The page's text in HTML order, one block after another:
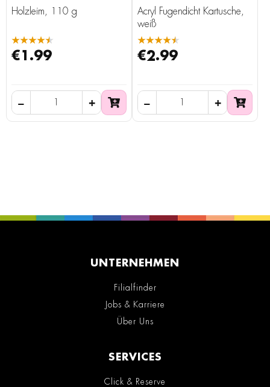
Holzleim, 110 g
★★★★★
€1.99
Acryl Fugendicht Kartusche,
weiß
★★★★★
€2.99
UNTERNEHMEN
Filialfinder
Jobs & Karriere
Über Uns
SERVICES
Click & Reserve